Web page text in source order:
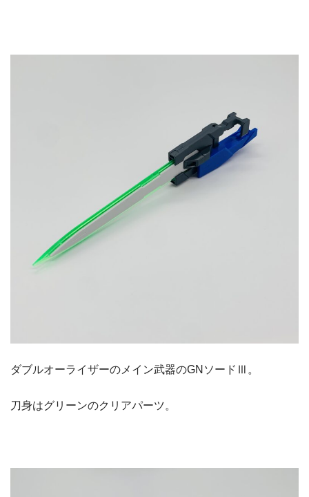
ダブルオーライザーのメイン武器のGNソードⅢ。
刀身はグリーンのクリアパーツ。